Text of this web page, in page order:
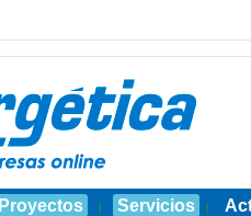
Proyectos | Servicios |